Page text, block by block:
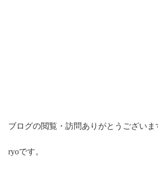
ブログの閲覧・訪問ありがとうございま
ryoです。